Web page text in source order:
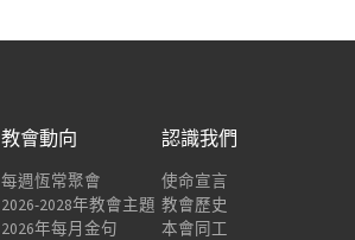
教會動向
每週恆常聚會
2026-2028年教會主題
2026年每月金句
認識我們
使命宣言
教會歷史
本會同工